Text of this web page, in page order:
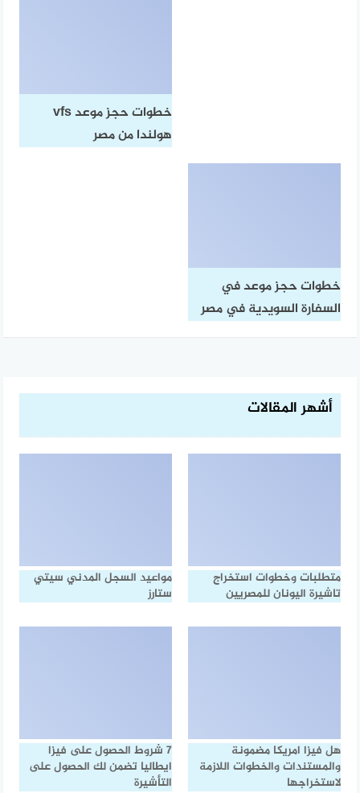
خطوات حجز موعد vfs
هولندا من مصر
خطوات حجز موعد في
السفارة السويدية في مصر
أشهر المقالات
متطلبات وخطوات استخراج
تاشيرة اليونان للمصريين
مواعيد السجل المدني سيتي
ستارز
هل فيزا امريكا مضمونة
والمستندات والخطوات اللازمة
لاستخراجها
7 شروط الحصول على فيزا
ايطاليا تضمن لك الحصول على
التأشيرة